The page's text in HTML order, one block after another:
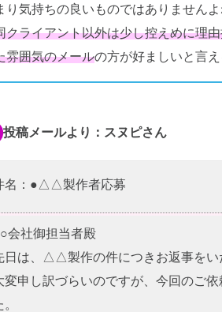
り気持ちの良いものではありません
クライアント以外は少し控えめに理
雰囲気のメールの方が好ましいと言え
投稿メールより：スヌピさん
名：●△△製作者応募
会社御担当者殿
日は、△△製作の件につきお返事をい
変申し訳づらいのですが、今回のご